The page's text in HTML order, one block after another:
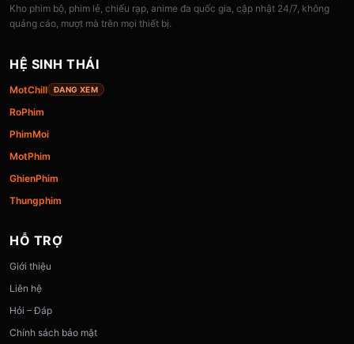
Kho phim bộ, phim lẻ, chiếu rạp, anime đa quốc gia, cập nhật 24/7, không
quảng cáo, mượt mà trên mọi thiết bị.
HỆ SINH THÁI
MotChill ĐANG XEM
RoPhim
PhimMoi
MotPhim
GhienPhim
Thungphim
HỖ TRỢ
Giới thiệu
Liên hệ
Hỏi – Đáp
Chính sách bảo mật